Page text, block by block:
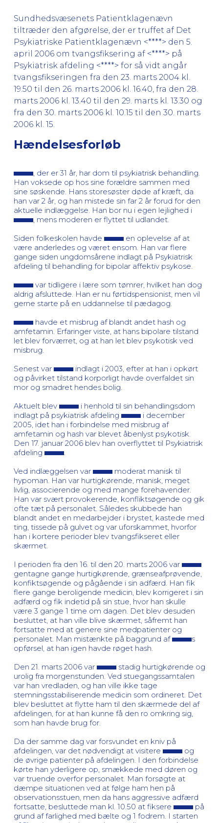
Sundhedsvæsenets Patientklagenævn
tiltræder den afgørelse, der er truffet af Det
Psykiatriske Patientklagenævn <****> den 5.
april 2006 om tvangsfiksering af <****> på
Psykiatrisk afdeling <****> for så vidt angår
tvangsfikseringen fra den 23. marts 2004 kl.
19.50 til den 26. marts 2006 kl. 16.40, fra den 28.
marts 2006 kl. 13.40 til den 29. marts kl. 13.30 og
fra den 30. marts 2006 kl. 10.15 til den 30. marts
2006 kl. 15.
Hændelsesforløb
, der er 31 år, har dom til psykiatrisk behandling.
Han voksede op hos sine forældre sammen med
sine søskende. Hans storesøster døde af kræft, da
han var 2 år, og han mistede sin far 2 år forud for den
aktuelle indlæggelse. Han bor nu i egen lejlighed i
, mens moderen er flyttet til udlandet.
Siden folkeskolen havde
en oplevelse af at
være anderledes og været ensom. Han var flere
gange siden ungdomsårene indlagt på Psykiatrisk
afdeling til behandling for bipolar affektiv psykose.
var tidligere i lære som tømrer, hvilket han dog
aldrig afsluttede. Han er nu førtidspensionist, men vil
gerne starte på en uddannelse til pædagog.
havde et misbrug af blandt andet hash og
amfetamin. Erfaringer viste, at hans bipolare tilstand
let blev forværret, og at han let blev psykotisk ved
misbrug.
Senest var
indlagt i 2003, efter at han i opkørt
og påvirket tilstand korporligt havde overfaldet sin
mor og smadret hendes bolig.
Aktuelt blev
i henhold til sin behandlingsdom
indlagt på psykiatrisk afdeling
i december
2005, idet han i forbindelse med misbrug af
amfetamin og hash var blevet åbenlyst psykotisk.
Den 17. januar 2006 blev han overflyttet til Psykiatrisk
afdeling
Ved indlæggelsen var
moderat manisk til
hypoman. Han var hurtigkørende, manisk, meget
livlig, associerende og med mange forehavender.
Han var svært provokerende, konfliktsøgende og gik
ofte tæt på personalet. Således skubbede han
blandt andet en medarbejder i brystet, kastede med
ting, tissede på gulvet og var uforskammet, hvorfor
han i kortere perioder blev tvangsfikseret eller
skærmet.
I perioden fra den 16. til den 20. marts 2006 var
gentagne gange hurtigkørende, grænseafprøvende,
konfiktsøgende og pågående i sin adfærd. Han fik
flere gange beroligende medicin, blev korrigeret i sin
adfærd og fik indetid på sin stue, hvor han skulle
være 3 gange 1 time om dagen. Det blev desuden
besluttet, at han ville blive skærmet, såfremt han
fortsatte med at genere sine medpatienter og
personalet. Man mistænkte på baggrund af
s
opførsel, at han igen havde røget hash.
Den 21. marts 2006 var
stadig hurtigkørende og
urolig fra morgenstunden. Ved stuegangssamtalen
var han vredladen, og han ville ikke tage
stemningsstabiliserende medicin som ordineret. Det
blev besluttet at flytte ham til den skærmede del af
afdelingen, for at han kunne få den ro omkring sig,
som han havde brug for.
Da der samme dag var forsvundet en kniv på
afdelingen, var det nødvendigt at visitere
og
de øvrige patienter på afdelingen. I den forbindelse
kørte han yderligere op, smækkede med døren og
var truende overfor personalet. Man forsøgte at
dæmpe situationen ved at følge ham hen på
observationsstuen, men da hans aggressive adfærd
fortsatte, besluttede man kl. 10.50 at fiksere
på
grund af farlighed med bælte og 1 fodrem. I starten